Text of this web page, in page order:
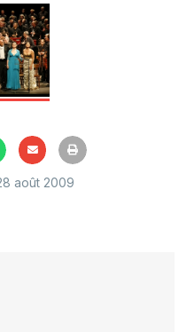
août 2009